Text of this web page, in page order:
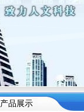
产品展示